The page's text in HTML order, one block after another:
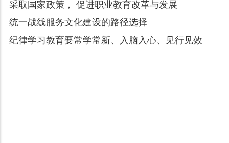
采取国家政策， 促进职业教育改革与发展
统一战线服务文化建设的路径选择
纪律学习教育要常学常新、入脑入心、见行见效